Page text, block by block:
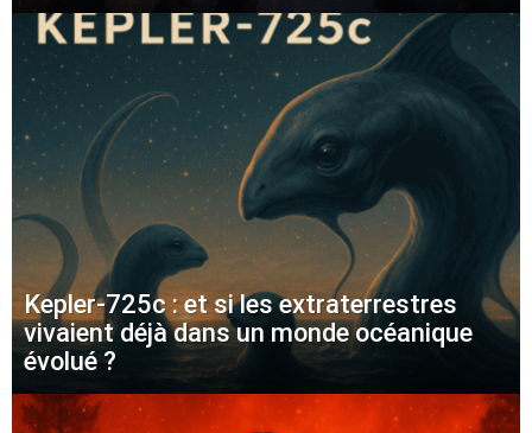
Kepler-725c : et si les extraterrestres
vivaient déjà dans un monde océanique
évolué ?